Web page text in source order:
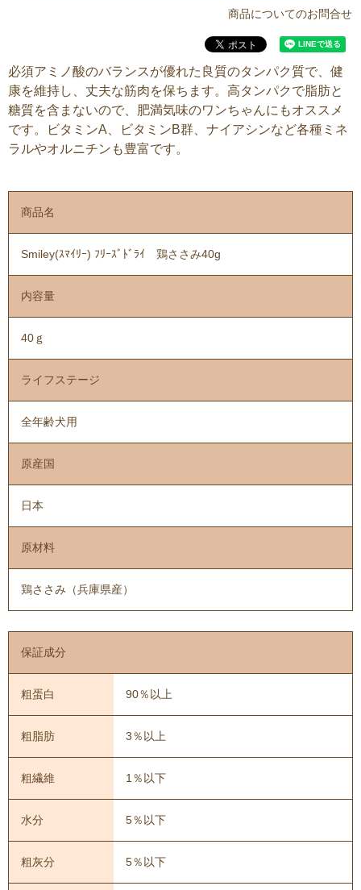
商品についてのお問合せ
必須アミノ酸のバランスが優れた良質のタンパク質で、健
康を維持し、丈夫な筋肉を保ちます。高タンパクで脂肪と
糖質を含まないので、肥満気味のワンちゃんにもオススメ
です。ビタミンA、ビタミンB群、ナイアシンなど各種ミネ
ラルやオルニチンも豊富です。
商品名
Smiley(ｽﾏｲﾘｰ) ﾌﾘｰｽﾞﾄﾞﾗｲ 鶏ささみ40g
内容量
40ｇ
ライフステージ
全年齢犬用
原産国
日本
原材料
鶏ささみ（兵庫県産）
保証成分
粗蛋白 90％以上
粗脂肪 3％以上
粗繊維 1％以下
水分 5％以下
粗灰分 5％以下